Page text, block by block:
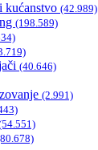
kućanstvo (42.989)
(198.589)
(40.646)
(2.991)